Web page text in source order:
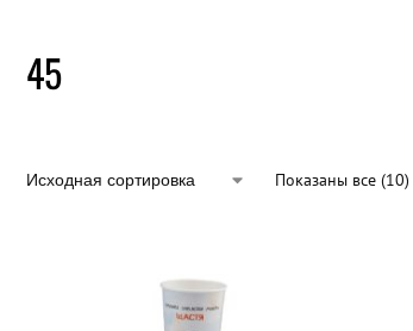
45
Показаны все (10)